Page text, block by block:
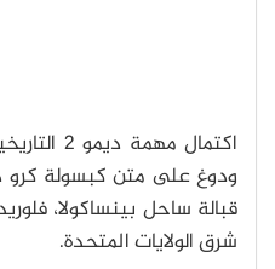
اكتمال
ودوغ على متن كبسولة كرو
شرق الولايات المتحدة.